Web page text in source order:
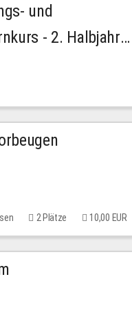
und
- 2. Halbjahr
2 Plätze 10,00 EUR